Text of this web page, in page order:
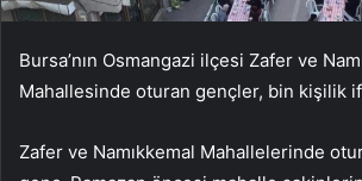
Bursa’nın Osmangazi ilçesi Zafer ve
Mahallesinde oturan gençler, bin kişilik
Zafer ve Namıkkemal Mahallelerinde